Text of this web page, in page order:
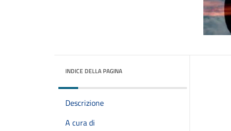
INDICE DELLA PAGINA
Descrizione
A cura di